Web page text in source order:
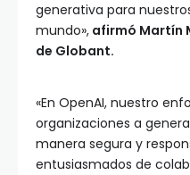
generativa para
mundo», afirmó Martín
de Globant.
«En OpenAI, nuestro
organizaciones a
manera segura y
entusiasmados de